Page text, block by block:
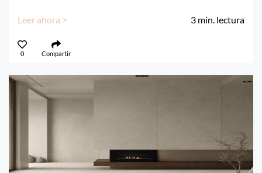
Leer ahora > 3 min. lectura
0 Compartir